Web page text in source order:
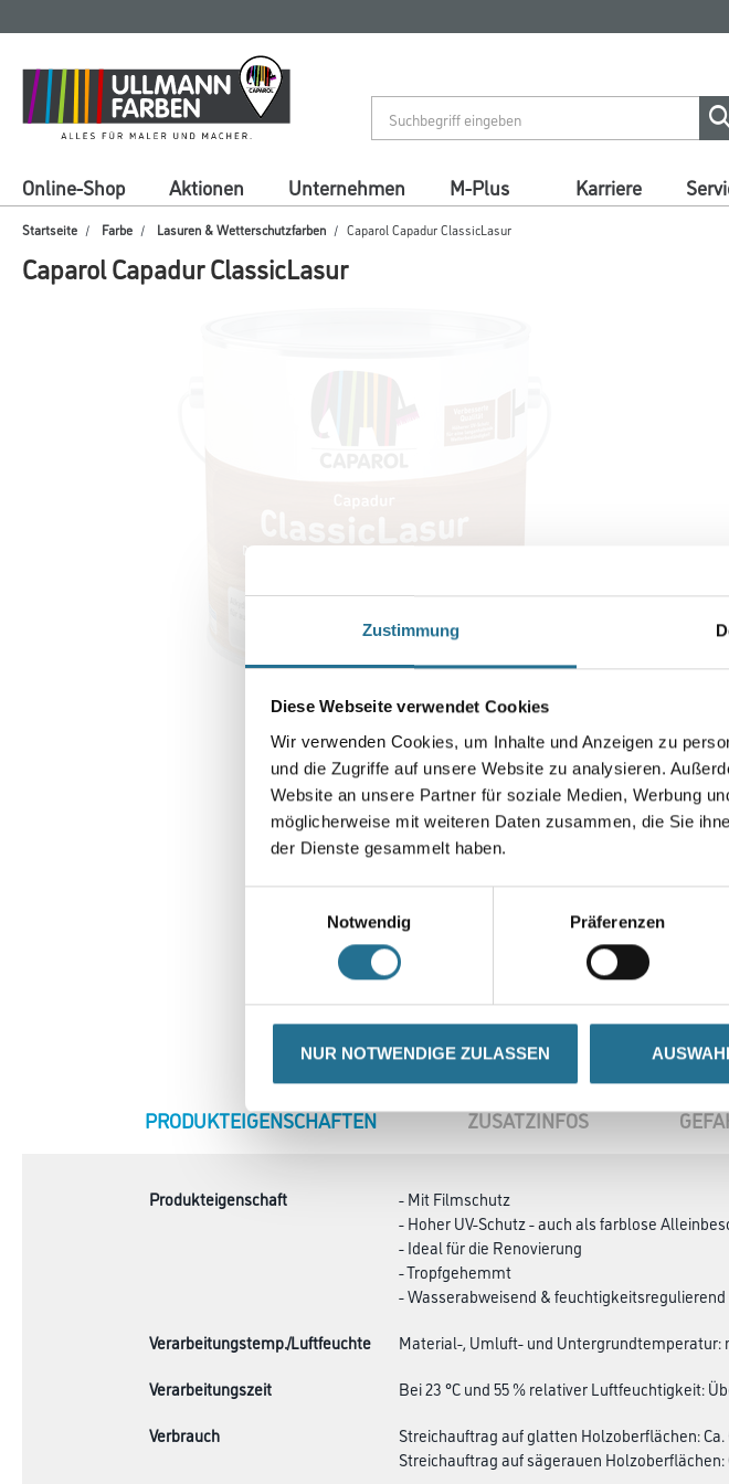
Zustimmung
Diese Webseite verwendet Cookies
Wir verwenden Cookies, um Inhalte und Anzeigen zu
und die Zugriffe auf unsere Website zu analysieren.
Website an unsere Partner für soziale Medien, Werbung
möglicherweise mit weiteren Daten zusammen, die Sie
der Dienste gesammelt haben.
Notwendig
Präferenzen
NUR NOTWENDIGE ZULASSEN
springen
springen
Online-Shop Aktionen Unternehmen M-Plus Karriere
Startseite Farbe Lasuren & Wetterschutzfarben Caparol Capadur ClassicLasur
Caparol Capadur ClassicLasur
CURRENT
PRODUKTEIGENSCHAFTEN ZUSATZINFOS
Produkteigenschaft
- Mit Filmschutz
- Hoher UV-Schutz - auch als farblose
- Ideal für die Renovierung
- Tropfgehemmt
- Wasserabweisend & feuchtigkeitsregulierend
Verarbeitungstemp./Luftfeuchte
Material-, Umluft- und Untergrundtemperatur:
Verarbeitungszeit
Bei 23 °C und 55 % relativer Luftfeuchtigkeit:
Verbrauch
Streichauftrag auf glatten Holzoberflächen:
Streichauftrag auf sägerauen